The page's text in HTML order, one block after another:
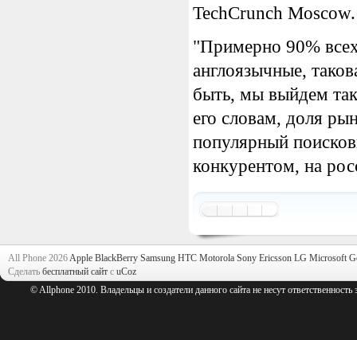
TechCrunch Moscow.
"Примерно 90%
англоязычные,
быть, мы выйдем
его словам, доля
популярный
конкурентом, на
All Phone 2026Apple BlackBerry Samsung HTC Motorola Sony Ericsson LG Microsoft
Сделать бесплатный сайт с uCoz
© Allphone 2010. Владельцы и создатели данного сайта не несут